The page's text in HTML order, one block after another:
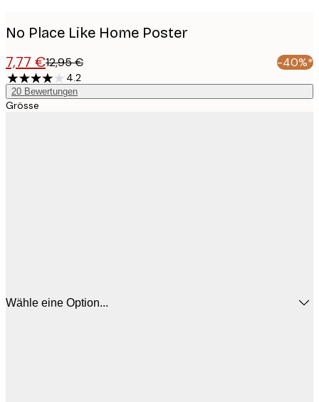
No Place Like Home Poster
7,77 €12,95 € -40%*
4.2
20 Bewertungen
Grösse
Wähle eine Option...